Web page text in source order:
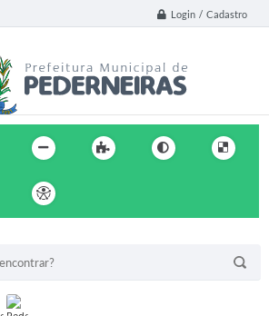
Login / Cadastro